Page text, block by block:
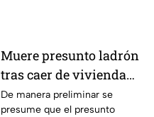
Muere presunto ladrón
tras caer de vivienda
en Morelia
De manera preliminar se
presume que el presunto